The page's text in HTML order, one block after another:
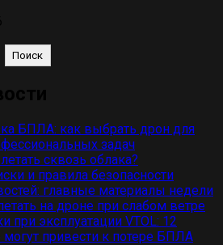
Поиск
БПЛА: как выбрать дрон для
задач
сквозь облака?
и правила безопасности
главные материалы недели
на дроне при слабом ветре
при эксплуатации VTOL: 12
могут привести к потере БПЛА